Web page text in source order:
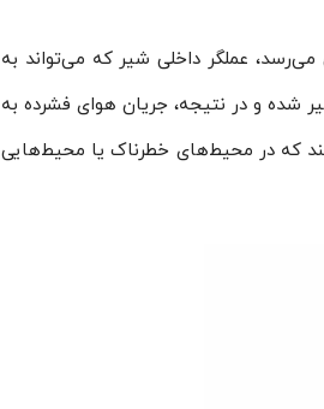
عملگر داخلی شیر که می‌تواند به
شده و در نتیجه، جریان هوای فشرده به
که در محیط‌های خطرناک یا محیط‌هایی